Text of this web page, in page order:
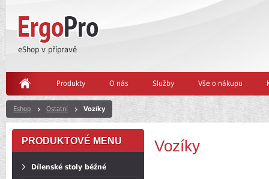
eShop v přípravě
Produkty O nás Služby Vše o nákupu
Eshop Ostatní Vozíky
Vozíky
PRODUKTOVÉ MENU
Dílenské stoly běžné